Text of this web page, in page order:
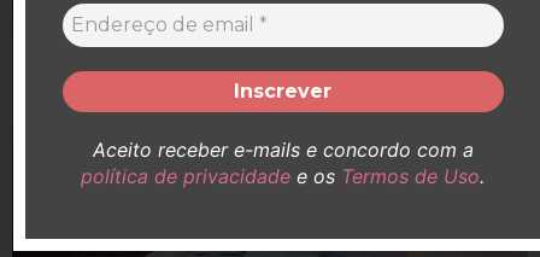
Aceito receber e-mails e concordo com a
política de privacidade e os Termos de Uso.